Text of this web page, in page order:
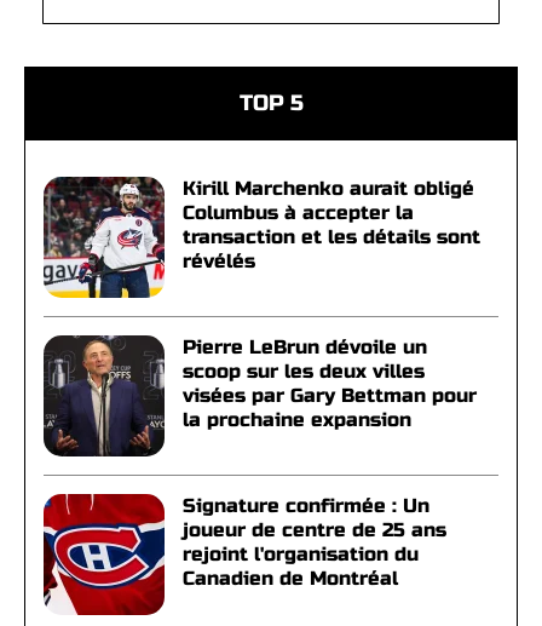
TOP 5
Kirill Marchenko aurait obligé
Columbus à accepter la
transaction et les détails sont
révélés
Pierre LeBrun dévoile un
scoop sur les deux villes
visées par Gary Bettman pour
la prochaine expansion
Signature confirmée : Un
joueur de centre de 25 ans
rejoint l'organisation du
Canadien de Montréal